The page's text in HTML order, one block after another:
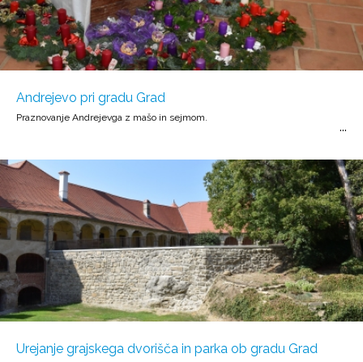
Andrejevo pri gradu Grad
Praznovanje Andrejevga z mašo in sejmom.
Urejanje grajskega dvorišča in parka ob gradu Grad